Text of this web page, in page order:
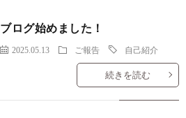
ブログ始めました！
2025.05.13 ご報告 自己紹介
続きを読む